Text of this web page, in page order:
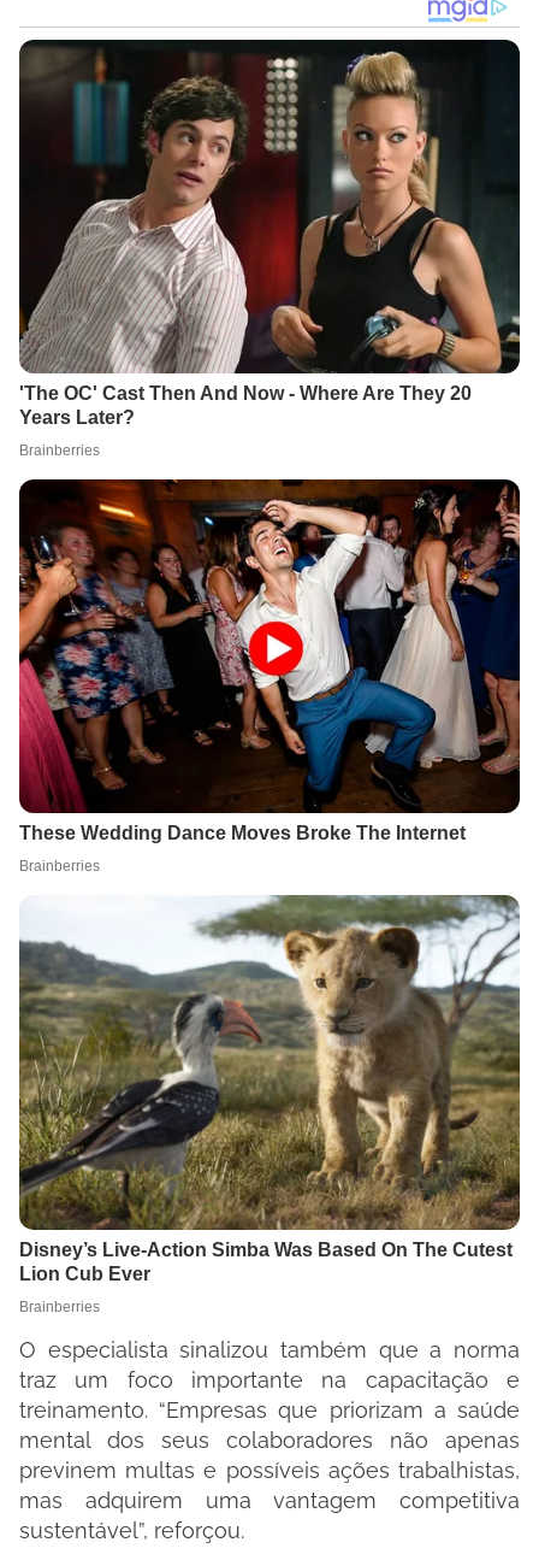
O especialista sinalizou também que a norma
traz um foco importante na capacitação e
treinamento. “Empresas que priorizam a saúde
mental dos seus colaboradores não apenas
previnem multas e possíveis ações trabalhistas,
mas adquirem uma vantagem competitiva
sustentável”, reforçou.